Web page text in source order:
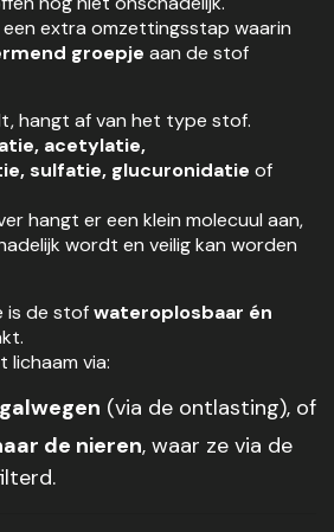
extra omzettingsstap waarin
groepje aan de stof
hangt af van het type stof.
acetylatie,
sulfatie, glucuronidatie of
hangt er een klein molecuul aan,
wordt en veilig kan worden
is de stofwateroplosbaar én
lichaam via:
(via de ontlasting), of
de nieren, waar ze via de